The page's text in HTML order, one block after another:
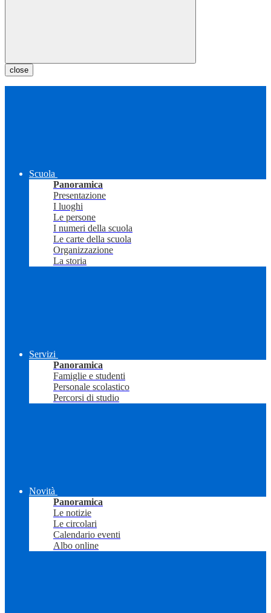
close
Scuola
Panoramica
Presentazione
I luoghi
Le persone
I numeri della scuola
Le carte della scuola
Organizzazione
La storia
Servizi
Panoramica
Famiglie e studenti
Personale scolastico
Percorsi di studio
Novità
Panoramica
Le notizie
Le circolari
Calendario eventi
Albo online